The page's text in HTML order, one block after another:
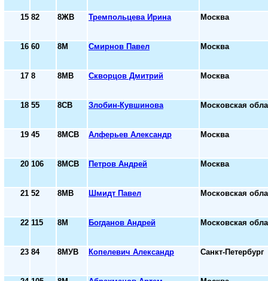
15 82 8ЖВ Тремпольцева Ирина Москва
16 60 8М Смирнов Павел Москва
17 8 8МВ Скворцов Дмитрий Москва
18 55 8СВ Злобин-Кувшинова Московская
19 45 8МСВ Алферьев Александр Москва
20 106 8МСВ Петров Андрей Москва
21 52 8МВ Шмидт Павел Московская
22 115 8М Богданов Андрей Московская
23 84 8МУВ Копелевич Александр Санкт-Петербург